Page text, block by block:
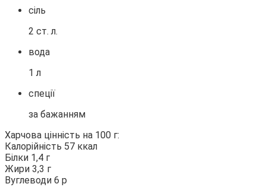
сіль
2 ст. л.
вода
1 л
спеції
за бажанням
Харчова цінність на 100 г:
Калорійність 57 ккал
Білки 1,4 г
Жири 3,3 г
Вуглеводи 6 р